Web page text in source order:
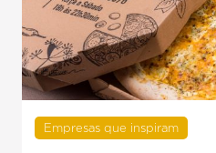
Empresas que inspiram